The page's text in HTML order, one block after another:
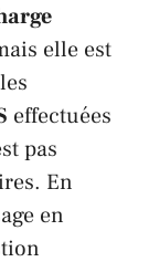
elle est
effectuées
pas
En
en